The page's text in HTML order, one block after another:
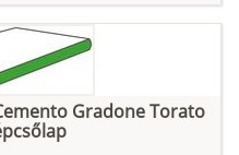
Gradone Torato